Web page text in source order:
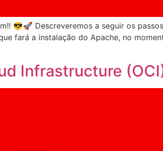
😎🚀 Descreveremos a seguir os
fará a instalação do Apache, no
Infrastructure